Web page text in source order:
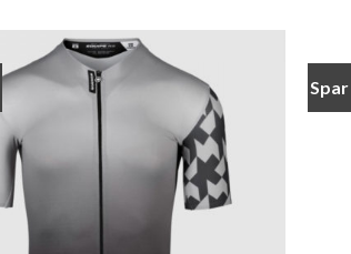
wishlist